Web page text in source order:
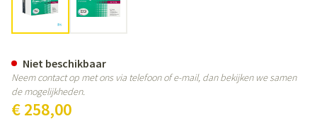
€ 258,00
Niet beschikbaar
Neem contact op met ons via telefoon of e-mail, dan bekijken we samen
de mogelijkheden.